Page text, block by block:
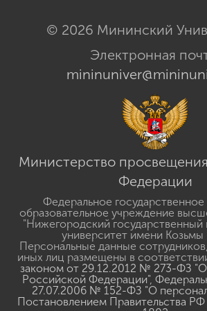
© 2026 Мининский
Электронная
Министерство
Федерации
Федеральное
образовательное учреждение
"Нижегородский государственный
университет имени
Персональные данные
иных лиц размещены в
законом от 29.12.2012 № 273-ФЗ
Российской Федерации",
27.07.2006 № 152-ФЗ "О
Постановлением Правительства